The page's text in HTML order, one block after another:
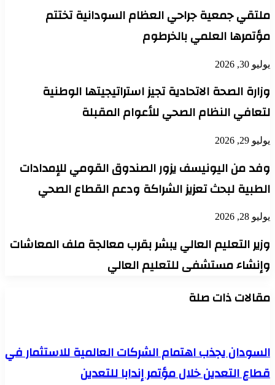
ملتقي جمعية جراحي العظام السودانية تختتم
مؤتمرها العلمي بالخرطوم
يوليو 30, 2026
وزارة الصحة الاتحادية تجيز استراتيجيتها الوطنية
لتعافي النظام الصحي للأعوام المقبلة
يوليو 29, 2026
وفد من اليونيسف يزور الصندوق القومي للإمدادات
الطبية لبحث تعزيز الشراكة ودعم القطاع الصحي
يوليو 28, 2026
وزير التعليم العالي يبشر بقرب معالجة ملف المعاشات
وإنشاء مستشفى للتعليم العالي
مقالات ذات صلة
السودان يجذب اهتمام الشركات العالمية للاستثمار في
قطاع التعدين خلال مؤتمر إندابا للتعدين